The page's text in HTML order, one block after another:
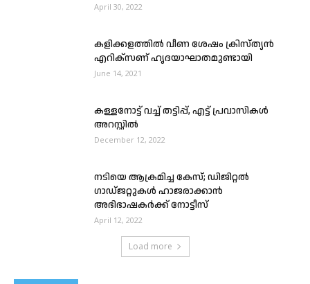
April 30, 2022
കളിക്കളത്തിൽ വീണ ശേഷം ക്രിസ്ത്യൻ
എറിക്സണ് ഹൃദയാഘാതമുണ്ടായി
June 14, 2021
കള്ളനോട്ട് വച്ച് തട്ടിപ്പ്, എട്ട് പ്രവാസികള്‍
അറസ്റ്റില്‍
December 12, 2022
നടിയെ ആക്രമിച്ച കേസ്; ഡിജിറ്റല്‍
ഗാഡ്ജറ്റുകള്‍ ഹാജരാക്കാന്‍
അഭിഭാഷകര്‍ക്ക് നോട്ടീസ്
April 12, 2022
Load more